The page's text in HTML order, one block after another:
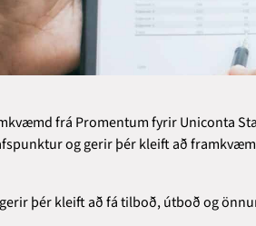
frá Promentum fyrir Uniconta
og gerir þér kleift að
gerir þér kleift að fá tilboð, útboð og